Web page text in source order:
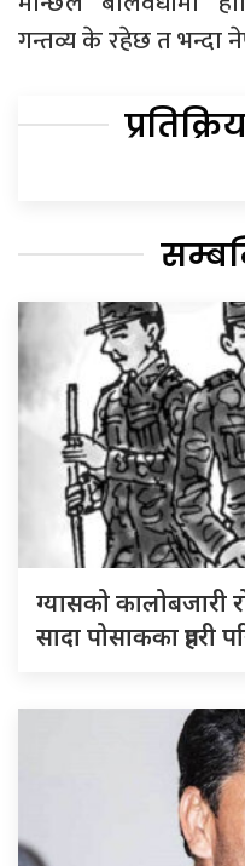
गन्तव्य के रहेछ त भन्दा
ग्यासको कालोबजारी
सादा पोसाकका प्रहरी